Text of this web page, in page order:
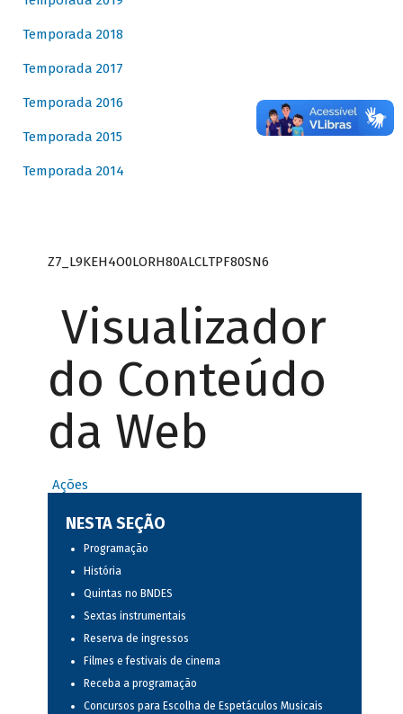
Temporada 2018
Temporada 2017
Temporada 2016
Temporada 2015
Temporada 2014
Z7_L9KEH4O0LORH80ALCLTPF80SN6
Visualizador
do Conteúdo
da Web
Ações
NESTA SEÇÃO
Programação
História
Quintas no BNDES
Sextas instrumentais
Reserva de ingressos
Filmes e festivais de cinema
Receba a programação
Concursos para Escolha de Espetáculos Musicais